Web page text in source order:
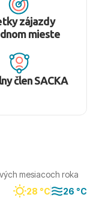
zájazdy
mieste
člen SACKA
mesiacoch roka
28 °C 26 °C